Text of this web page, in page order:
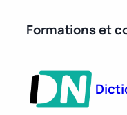
Formations et